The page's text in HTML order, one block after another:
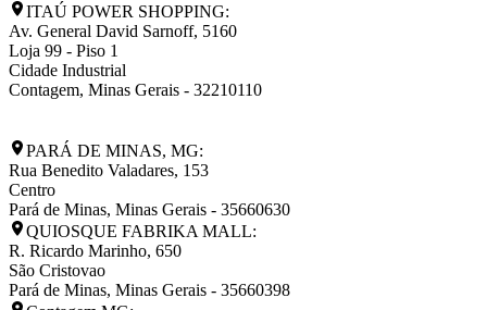
ITAÚ POWER SHOPPING:
Av. General David Sarnoff, 5160
Loja 99 - Piso 1
Cidade Industrial
Contagem, Minas Gerais - 32210110
PARÁ DE MINAS, MG:
Rua Benedito Valadares, 153
Centro
Pará de Minas, Minas Gerais - 35660630
QUIOSQUE FABRIKA MALL:
R. Ricardo Marinho, 650
São Cristovao
Pará de Minas, Minas Gerais - 35660398